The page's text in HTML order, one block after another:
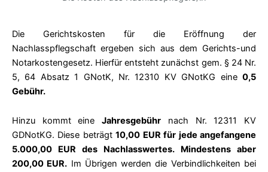
Die Gerichtskosten für die Eröffnung der
Nachlasspflegschaft ergeben sich aus dem Gerichts-und
Notarkostengesetz. Hierfür entsteht zunächst gem. § 24 Nr.
5, 64 Absatz 1 GNotK, Nr. 12310 KV GNotKG eine 0,5
Gebühr.
Hinzu kommt eineJahresgebühr nach Nr. 12311 KV
GDNotKG. Diese beträgt10,00 EUR für jede angefangene
5.000,00 EUR des Nachlasswertes. Mindestens aber
200,00 EUR. Im Übrigen werden die Verbindlichkeiten bei